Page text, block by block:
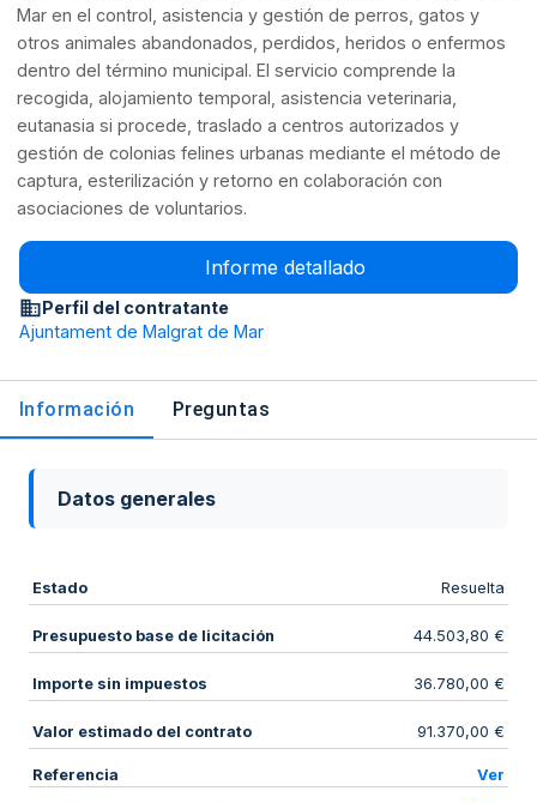
Mar en el control, asistencia y gestión de perros, gatos y
otros animales abandonados, perdidos, heridos o enfermos
dentro del término municipal. El servicio comprende la
recogida, alojamiento temporal, asistencia veterinaria,
eutanasia si procede, traslado a centros autorizados y
gestión de colonias felines urbanas mediante el método de
captura, esterilización y retorno en colaboración con
asociaciones de voluntarios.
Informe detallado
Perfil del contratante
Ajuntament de Malgrat de Mar
Información Preguntas
Datos generales
Estado Resuelta
Presupuesto base de licitación 44.503,80 €
Importe sin impuestos 36.780,00 €
Valor estimado del contrato 91.370,00 €
Referencia Ver